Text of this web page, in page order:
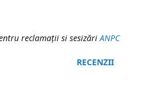
reclamaţii si sesizăriANPC
RECENZII